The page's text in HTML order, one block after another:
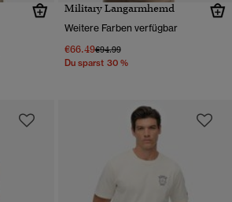
Military Langarmhemd
Weitere Farben verfügbar
€66.49Preis wurde reduziert von
€94.99bis
Du sparst 30 %